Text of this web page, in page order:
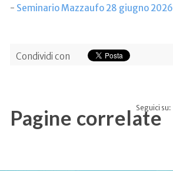
- Seminario Mazzaufo 28 giugno 2026
Condividi con
Seguici su:
Pagine correlate